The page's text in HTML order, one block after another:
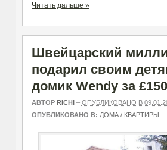
Читать дальше »
Швейцарский
подарил своим
домик Wendy за
АВТОР RICHI– ОПУБЛИКОВАНО В
ОПУБЛИКОВАНО В: ДОМА / КВАРТИРЫ